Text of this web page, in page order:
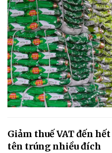
Giảm thuế VAT đến
tên trúng nhiều đích